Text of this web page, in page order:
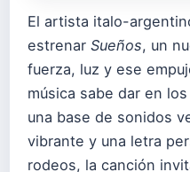
El artista italo-
estrenar Sueños, un
fuerza, luz y ese
música sabe dar en
una base de sonidos
vibrante y una letra
rodeos, la canción